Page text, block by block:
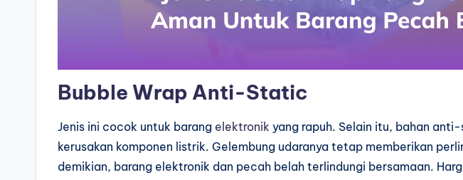
Bubble Wrap Anti-Static
Jenis ini cocok untuk barang elektronik yang rapuh. Selain itu, bahan
kerusakan komponen listrik. Gelembung udaranya tetap memberikan
demikian, barang elektronik dan pecah belah terlindungi bersamaan.